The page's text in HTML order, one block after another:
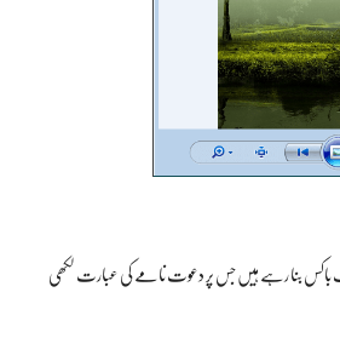
بنا رہے ہیں جس پر دعوت نامے کی عبارت لکھی